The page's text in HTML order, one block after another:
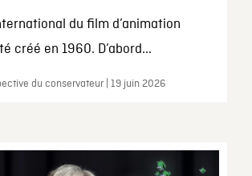
du film d’animation
créé en 1960. D’abord...
du conservateur | 19 juin 2026